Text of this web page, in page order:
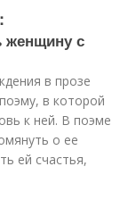
женщину с
в прозе
в которой
к ней. В поэме
о ее
ей счастья,